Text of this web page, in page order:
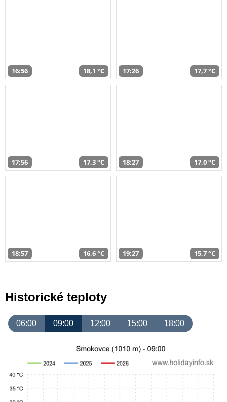
16:56 18,1 °C 17:26 17,7 °C
17:56 17,3 °C 18:27 17,0 °C
18:57 16,6 °C 19:27 15,7 °C
Historické teploty
06:00 09:00 12:00 15:00 18:00